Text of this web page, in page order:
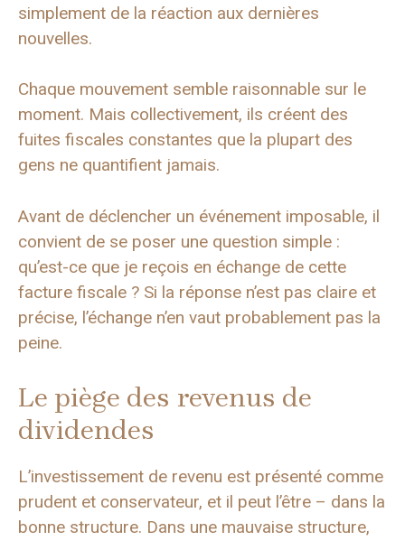
simplement de la réaction aux dernières
nouvelles.
Chaque mouvement semble raisonnable sur le
moment. Mais collectivement, ils créent des
fuites fiscales constantes que la plupart des
gens ne quantifient jamais.
Avant de déclencher un événement imposable, il
convient de se poser une question simple :
qu’est-ce que je reçois en échange de cette
facture fiscale ? Si la réponse n’est pas claire et
précise, l’échange n’en vaut probablement pas la
peine.
Le piège des revenus de
dividendes
L’investissement de revenu est présenté comme
prudent et conservateur, et il peut l’être – dans la
bonne structure. Dans une mauvaise structure,